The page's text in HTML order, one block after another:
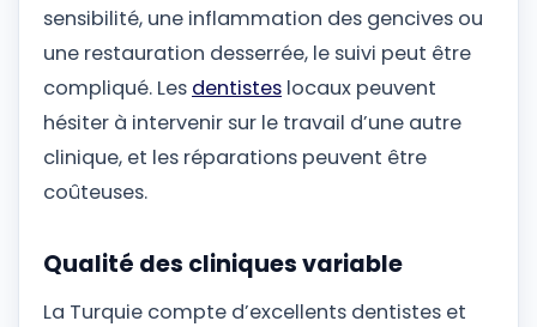
sensibilité, une inflammation des gencives ou
une restauration desserrée, le suivi peut être
compliqué. Les dentistes locaux peuvent
hésiter à intervenir sur le travail d’une autre
clinique, et les réparations peuvent être
coûteuses.
Qualité des cliniques variable
La Turquie compte d’excellents dentistes et